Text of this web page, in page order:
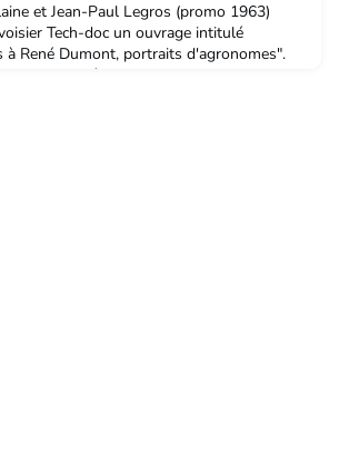
et Jean-Paul Legros (promo 1963)
Tech-doc un ouvrage intitulé
à René Dumont, portraits d'agronomes".
obtenu de l'éditeur son accord pour la mise